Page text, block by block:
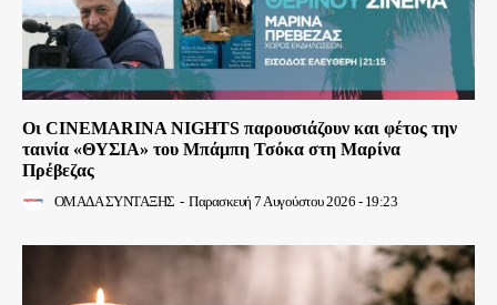
Οι CINEMARINA NIGHTS παρουσιάζουν και φέτος την
ταινία «ΘΥΣΙΑ» του Μπάμπη Τσόκα στη Μαρίνα
Πρέβεζας
ΟΜΑΔΑ ΣΥΝΤΑΞΗΣ - Παρασκευή 7 Αυγούστου 2026 - 19:23